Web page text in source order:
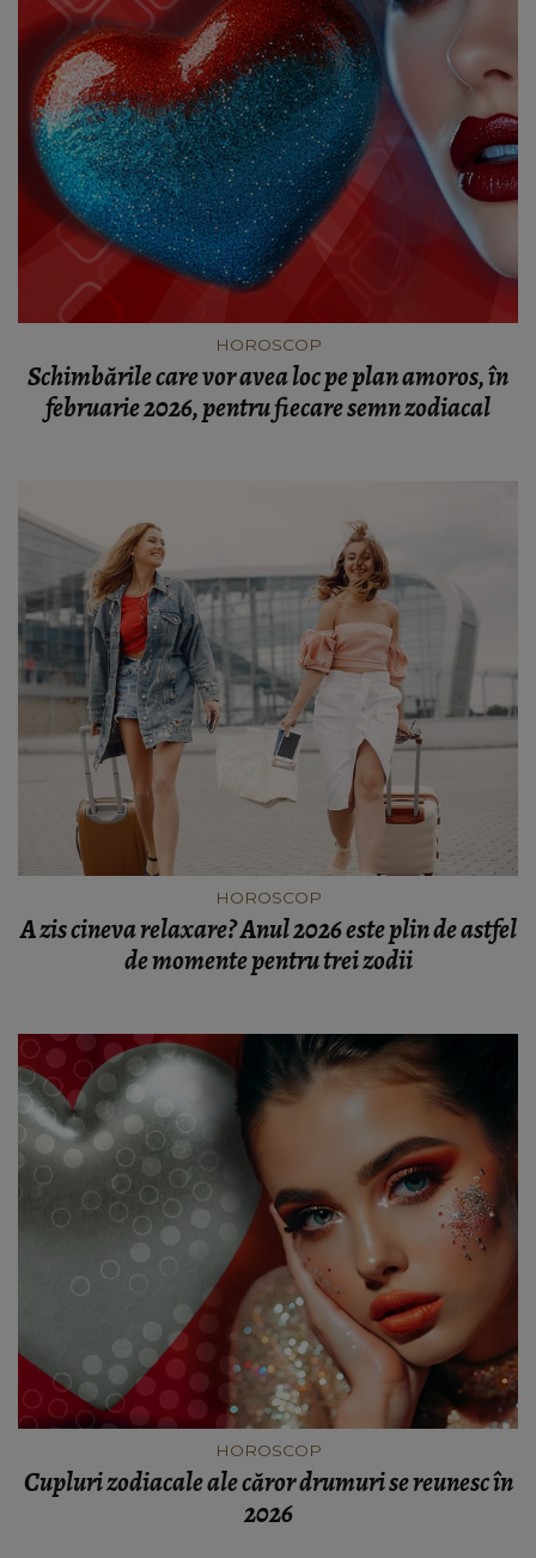
HOROSCOP
Schimbările care vor avea loc pe plan amoros, în
februarie 2026, pentru fiecare semn zodiacal
HOROSCOP
A zis cineva relaxare? Anul 2026 este plin de astfel
de momente pentru trei zodii
HOROSCOP
Cupluri zodiacale ale căror drumuri se reunesc în
2026